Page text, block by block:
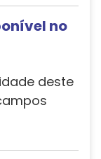
no
deste